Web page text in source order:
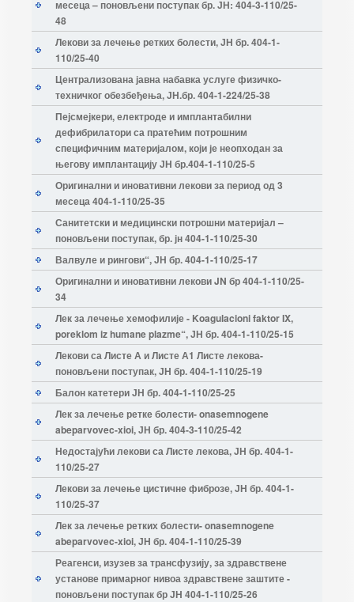
месеца – поновљени поступак бр. ЈН: 404-3-110/25-
48
Лекови за лечење ретких болести, ЈН бр. 404-1-
110/25-40
Централизована јавна набавка услуге физичко-
техничког обезбеђења, ЈН.бр. 404-1-224/25-38
Пејсмејкери, електроде и имплантабилни
дефибрилатори са пратећим потрошним
специфичним материјалом, који је неопходан за
његову имплантацију ЈН бр.404-1-110/25-5
Оригинални и иновативни лекови за период од 3
месеца 404-1-110/25-35
Санитетски и медицински потрошни материјал –
поновљени поступак, бр. јн 404-1-110/25-30
Валвуле и рингови“, ЈН бр. 404-1-110/25-17
Оригинални и иновативни лекови JN бр 404-1-110/25-
34
Лек за лечење хемофилије - Koagulacioni faktor IX,
poreklom iz humane plazme“, ЈН бр. 404-1-110/25-15
Лекови са Листе А и Листе А1 Листе лекова-
поновљени поступак, ЈН бр. 404-1-110/25-19
Балон катетери ЈН бр. 404-1-110/25-25
Лек за лечење ретке болести- onasemnogene
abeparvovec-xioi, ЈН бр. 404-3-110/25-42
Недостајући лекови са Листе лекова, ЈН бр. 404-1-
110/25-27
Лекови за лечење цистичне фиброзе, ЈН бр. 404-1-
110/25-37
Лек за лечење ретких болести- onasemnogene
abeparvovec-xioi, ЈН бр. 404-1-110/25-39
Реагенси, изузев за трансфузију, за здравствене
установе примарног нивоа здравствене заштите -
поновљени поступак бр ЈН 404-1-110/25-26